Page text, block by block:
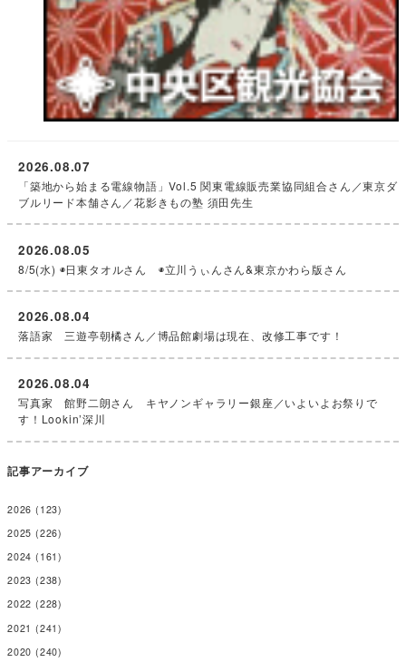
「築地から始まる電線物語」Vol.5 関東電線販売業協同組合さん／東京ダ
ブルリード本舗さん／花影きもの塾 須田先生
2026.08.07
8/5(水) ◉日東タオルさん ◉立川うぃんさん&東京かわら版さん
2026.08.05
落語家 三遊亭朝橘さん／博品館劇場は現在、改修工事です！
2026.08.04
写真家 館野二朗さん キヤノンギャラリー銀座／いよいよお祭りで
す！Lookin’深川
2026.08.04
記事アーカイブ
2026 (123)
2025 (226)
2024 (161)
2023 (238)
2022 (228)
2021 (241)
2020 (240)